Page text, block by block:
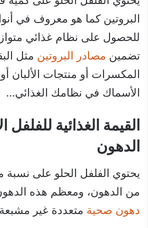
البروتين كما هو معروف في
للحصول على نظام غذائي
تضمين مصادر البروتين مثل
المكسرات أو منتجات الألبان
الأسماك في نظامك الغذائي…
القيمة الغذائية للفلفل
الدهون
يحتوي الفلفل الحلو على
من الدهون، ومعظم هذه
دهون صحية متعددة غير